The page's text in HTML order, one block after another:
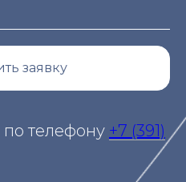
заявку
телефону +7 (391)